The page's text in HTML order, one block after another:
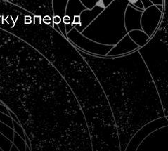
вперед